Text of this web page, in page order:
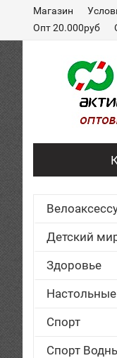
Магазин
Опт 20.000руб
Детский
Здоровье
Спорт
Спорт